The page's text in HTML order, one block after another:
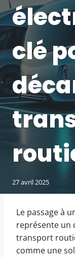
clé
27 avril 2025
Le passage à
représente un
transport
comme une